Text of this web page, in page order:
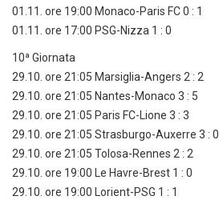
01.11. ore 19:00 Monaco-Paris FC 0 : 1
01.11. ore 17:00 PSG-Nizza 1 : 0
10ª Giornata
29.10. ore 21:05 Marsiglia-Angers 2 : 2
29.10. ore 21:05 Nantes-Monaco 3 : 5
29.10. ore 21:05 Paris FC-Lione 3 : 3
29.10. ore 21:05 Strasburgo-Auxerre 3 : 0
29.10. ore 21:05 Tolosa-Rennes 2 : 2
29.10. ore 19:00 Le Havre-Brest 1 : 0
29.10. ore 19:00 Lorient-PSG 1 : 1